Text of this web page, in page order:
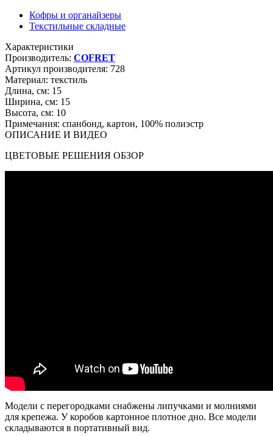
Кофры и органайзеры
Текстильные складные
Характеристики
Производитель: COFRET
Артикул производителя: 728
Материал: текстиль
Длина, см: 15
Ширина, см: 15
Высота, см: 10
Примечания: спанбонд, картон, 100% полиэстр
ОПИСАНИЕ И ВИДЕО
ЦВЕТОВЫЕ РЕШЕНИЯ ОБЗОР
Модели с перегородками снабжены липучками и молниями
для крепежа. У коробов картонное плотное дно. Все модели
складываются в портативный вид.